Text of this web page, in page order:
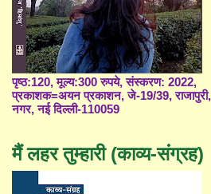
पृष्ठ:120, मूल्य:300 रुपये, संस्करण: 2022,
प्रकाशक=अयन प्रकाशन, जे-19/39,
नगर, नई दिल्ली-110059
मैं लहर तुम्हारी (काव्य-संग्रह)